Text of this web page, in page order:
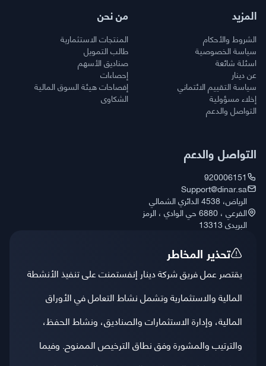
المزيد
الشروط والأحكام
سياسة الخصوصية
اسئلة شائعة
عن دينار
سياسة التقييم الائتماني
إخلاء مسؤولية
التواصل والدعم
من نحن
المنتجات الاستثمارية
طالب التمويل
صناديق الأسهم
إحصاءات
إفصاحات هيئة السوق المالية
الشكاوى
التواصل والدعم
920006151
Support@dinar.sa
الرياض، 4538 الدائري الشمالي
الفرعي ، 6880 حي الوادي ، الرمز
البريدي 13313
تحذیر المخاطر
يقتصر عمل فريق شركة دينار إنفستمنت على تنفيذ الأنشطة
المالية والاستثمارية وتشمل نشاط التعامل في الأوراق
المالية، وإدارة الاستثمارات والصناديق، ونشاط الحفظ،
والترتيب والمشورة وفق نطاق الترخيص الممنوح. وفيما